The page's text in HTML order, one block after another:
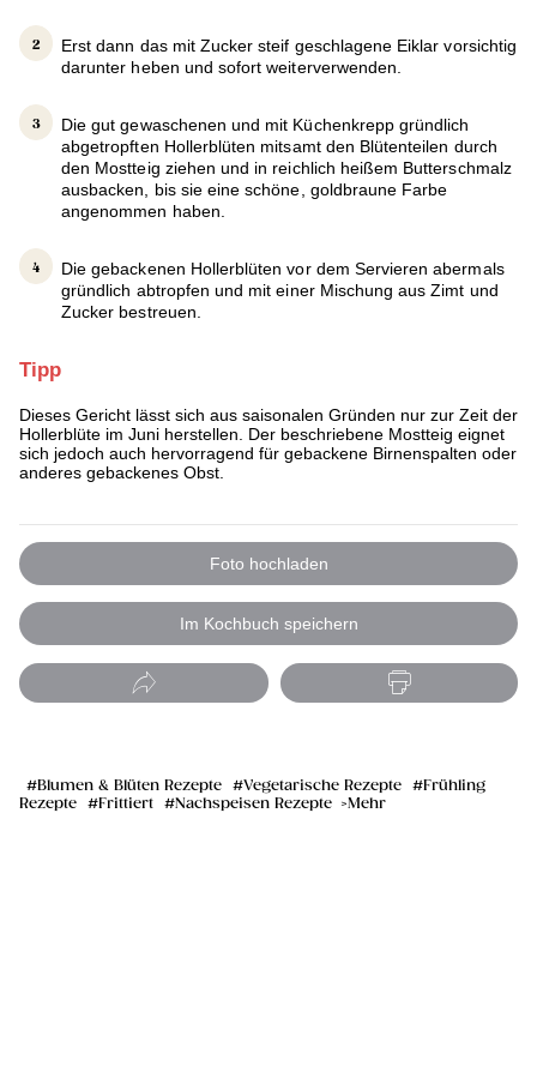
Erst dann das mit Zucker steif geschlagene Eiklar vorsichtig
darunter heben und sofort weiterverwenden.
Die gut gewaschenen und mit Küchenkrepp gründlich
abgetropften Hollerblüten mitsamt den Blütenteilen durch
den Mostteig ziehen und in reichlich heißem Butterschmalz
ausbacken, bis sie eine schöne, goldbraune Farbe
angenommen haben.
Die gebackenen Hollerblüten vor dem Servieren abermals
gründlich abtropfen und mit einer Mischung aus Zimt und
Zucker bestreuen.
Tipp
Dieses Gericht lässt sich aus saisonalen Gründen nur zur Zeit der
Hollerblüte im Juni herstellen. Der beschriebene Mostteig eignet
sich jedoch auch hervorragend für gebackene Birnenspalten oder
anderes gebackenes Obst.
Foto hochladen
Im Kochbuch speichern
Blumen & Blüten Rezepte Vegetarische Rezepte
Frühling
Rezepte
Frittiert Nachspeisen Rezepte Mehr